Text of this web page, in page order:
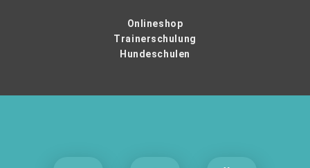
Onlineshop
Trainerschulung
Hundeschulen